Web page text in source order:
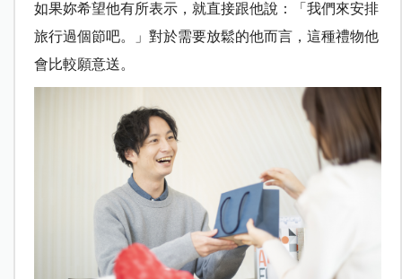
如果妳希望他有所表示，就直接跟他說：「我們來安排
旅行過個節吧。」對於需要放鬆的他而言，這種禮物他
會比較願意送。